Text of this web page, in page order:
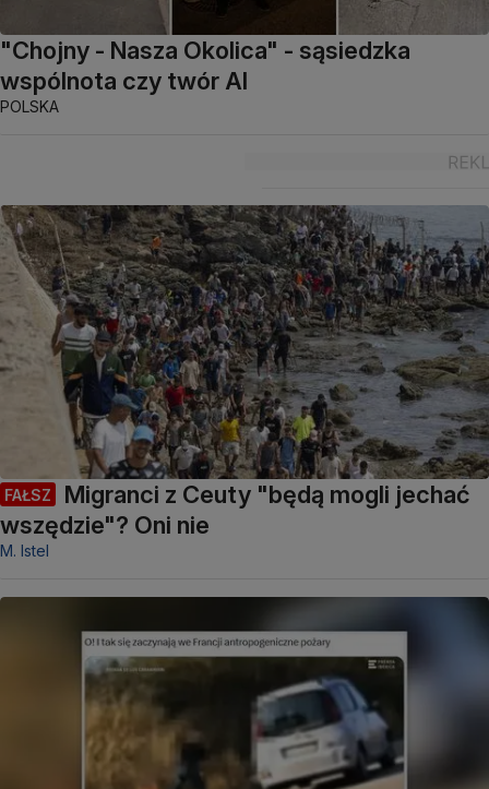
"Chojny - Nasza Okolica" - sąsiedzka
wspólnota czy twór AI
POLSKA
FAŁSZ
Migranci z Ceuty "będą mogli jechać
wszędzie"? Oni nie
M. Istel